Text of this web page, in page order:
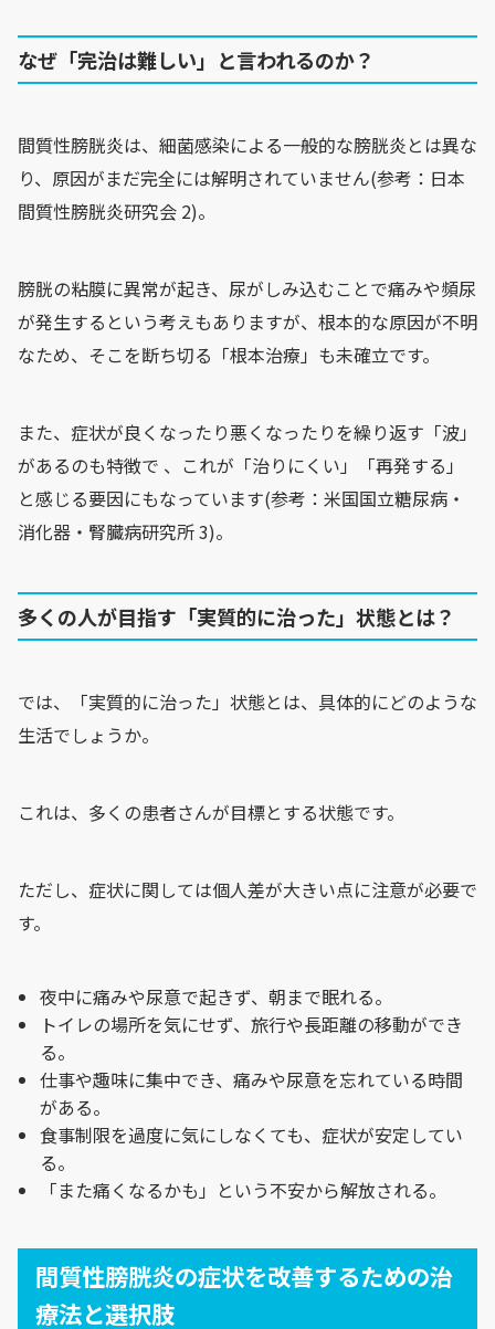
なぜ「完治は難しい」と言われるのか？
間質性膀胱炎は、細菌感染による一般的な膀胱炎とは異な
り、原因がまだ完全には解明されていません(参考：日本
間質性膀胱炎研究会 2)。
膀胱の粘膜に異常が起き、尿がしみ込むことで痛みや頻尿
が発生するという考えもありますが、根本的な原因が不明
なため、そこを断ち切る「根本治療」も未確立です。
また、症状が良くなったり悪くなったりを繰り返す「波」
があるのも特徴で 、これが「治りにくい」「再発する」
と感じる要因にもなっています(参考：米国国立糖尿病・
消化器・腎臓病研究所 3)。
多くの人が目指す「実質的に治った」状態とは？
では、「実質的に治った」状態とは、具体的にどのような
生活でしょうか。
これは、多くの患者さんが目標とする状態です。
ただし、症状に関しては個人差が大きい点に注意が必要で
す。
夜中に痛みや尿意で起きず、朝まで眠れる。
トイレの場所を気にせず、旅行や長距離の移動ができ
る。
仕事や趣味に集中でき、痛みや尿意を忘れている時間
がある。
食事制限を過度に気にしなくても、症状が安定してい
る。
「また痛くなるかも」という不安から解放される。
間質性膀胱炎の症状を改善するための治
療法と選択肢